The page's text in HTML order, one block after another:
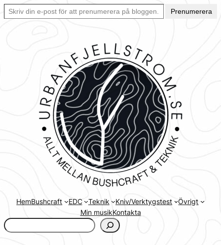
Hoppa
Skriv din e-post för att prenumerera på bloggen… Ett enkelt sätt att hålla sig uppdaterad automatiskt.
Prenumerera
HemBushcraft EDC Teknik Kniv/Verktygstest
Övrigt
Min musikKontakta
www.urbanfjellstrom.se/jamforelselistan/